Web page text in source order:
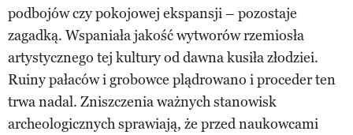
podbojów czy pokojowej ekspansji – pozostaje
zagadką. Wspaniała jakość wytworów rzemiosła
artystycznego tej kultury od dawna kusiła złodziei.
Ruiny pałaców i grobowce plądrowano i proceder ten
trwa nadal. Zniszczenia ważnych stanowisk
archeologicznych sprawiają, że przed naukowcami